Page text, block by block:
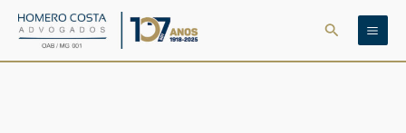
para
Pesquisar